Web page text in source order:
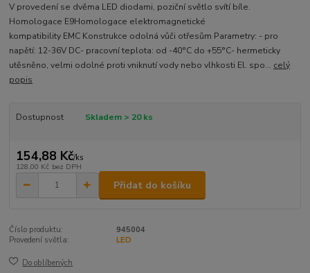
V provedení se dvěma LED diodami, poziční světlo svítí bíle.
Homologace E9Homologace elektromagnetické
kompatibility EMC Konstrukce odolná vůči otřesům Parametry: - pro
napětí: 12-36V DC- pracovní teplota: od -40°C do +55°C- hermeticky
utěsněno, velmi odolné proti vniknutí vody nebo vlhkosti El. spo... celý
popis
Dostupnost Skladem > 20 ks
154,88 Kč/ks
128,00 Kč bez DPH
Přidat do košíku
Číslo produktu:
945004
Provedení světla:
LED
Do oblíbených